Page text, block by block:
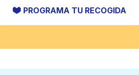
PROGRAMA TU RECOGIDA